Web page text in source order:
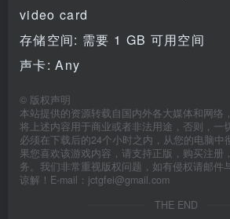
video card
存储空间: 需要 1 GB 可用空间
声卡: Any
© 版权声明
本站提供的资源转载自国内外各大媒体和网络
将上述内容用于商业或者非法用途，否则，一
必须在下载后的24个小时之内，从您的电脑中
果您喜欢该游戏内容，请支持正版，购买注册
务。我们非常重视版权问题，如有侵权请邮件
谅解！E-mail：jctgfei@gmail.com
THE END